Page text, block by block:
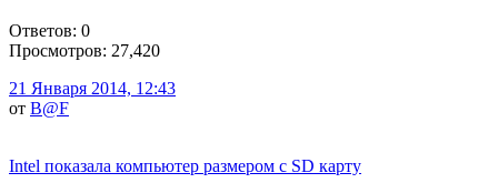
Ответов: 0
Просмотров: 27,420
21 Января 2014, 12:43
от B@F
Intel показала компьютер размером с SD карту